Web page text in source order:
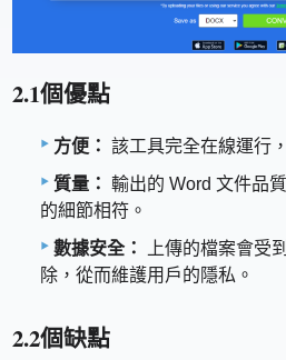
2.1個優點
方便： 該工具完全在線運行
質量： 輸出的 Word 文件品
的細節相符。
數據安全：
上傳的檔案會受
除，從而維護用戶的隱私。
2.2個缺點